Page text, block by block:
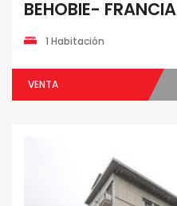
BEHOBIE- FRANCIA
1 Habitación
VENTA